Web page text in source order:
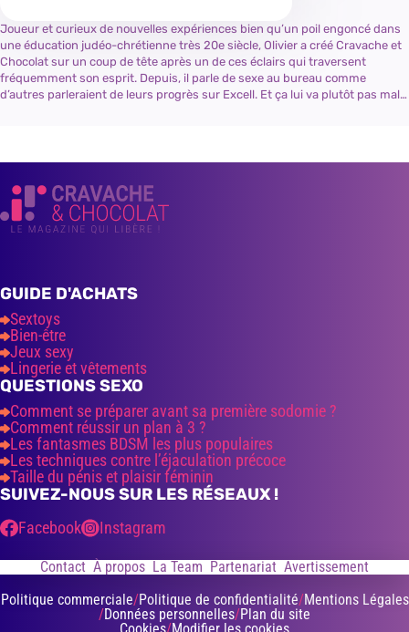
Joueur et curieux de nouvelles expériences bien qu’un poil engoncé dans
une éducation judéo-chrétienne très 20e siècle, Olivier a créé Cravache et
Chocolat sur un coup de tête après un de ces éclairs qui traversent
fréquemment son esprit. Depuis, il parle de sexe au bureau comme
d’autres parleraient de leurs progrès sur Excell. Et ça lui va plutôt pas mal…
GUIDE D'ACHATS
Sextoys
Bien-être
Jeux sexy
Lingerie et vêtements
QUESTIONS SEXO
Comment se préparer avant sa première sodomie ?
Comment réussir un plan à 3 ?
Les fantasmes BDSM les plus populaires
Les techniques contre l’éjaculation précoce
Taille du pénis et plaisir féminin
SUIVEZ-NOUS SUR LES RÉSEAUX !
Facebook Instagram
Contact À propos La Team Partenariat Avertissement
Politique commerciale Politique de confidentialité Mentions Légales
Données personnelles Plan du site